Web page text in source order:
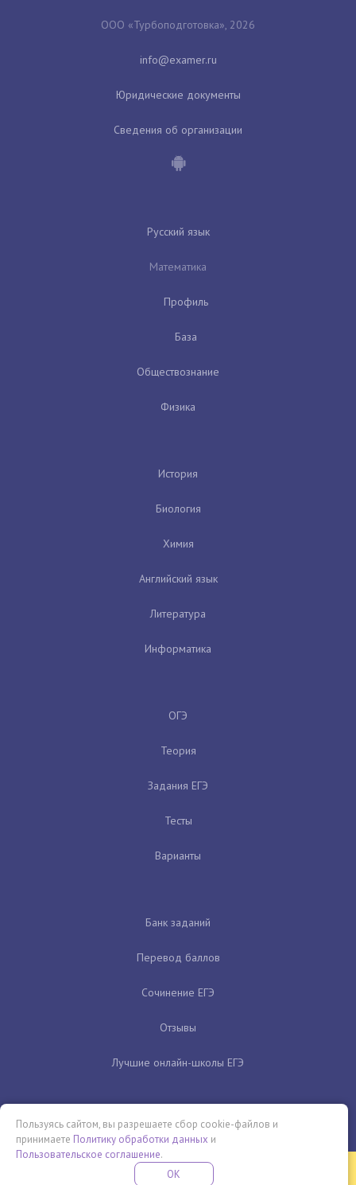
ООО «Турбоподготовка», 2026
Юридические документы
Сведения об организации
Русский язык
Математика
Профиль
База
Обществознание
Физика
История
Биология
Химия
Английский язык
Литература
Информатика
ОГЭ
Теория
Задания ЕГЭ
Тесты
Варианты
Банк заданий
Перевод баллов
Сочинение ЕГЭ
Отзывы
Лучшие онлайн-школы ЕГЭ
Бесплатная летняя школа
Пользуясь сайтом, вы разрешаете сбор cookie-файлов и
принимаете Политику обработки данных и
Пользовательское соглашение.
OK